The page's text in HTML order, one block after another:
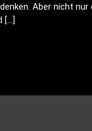
Aber nicht nur
[…]